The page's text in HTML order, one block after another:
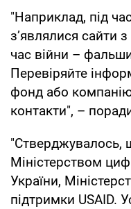
"Наприклад, під
з’являлися сайти
час війни –
Перевіряйте
фонд або компанію
контакти", –
"Стверджувалось,
Міністерством
України,
підтримки USAID.